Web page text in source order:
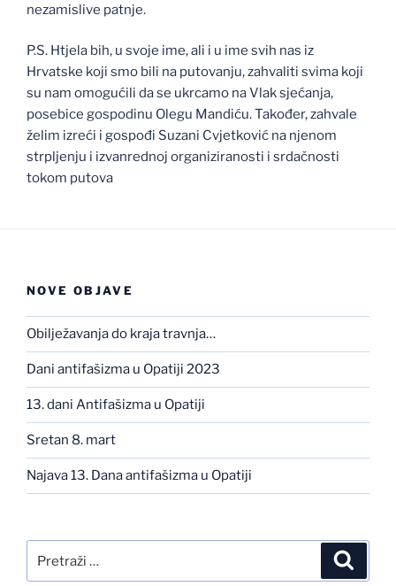
nezamislive patnje.
P.S. Htjela bih, u svoje ime, ali i u ime svih nas iz
Hrvatske koji smo bili na putovanju, zahvaliti svima koji
su nam omogućili da se ukrcamo na Vlak sjećanja,
posebice gospodinu Olegu Mandiću. Također, zahvale
želim izreći i gospođi Suzani Cvjetković na njenom
strpljenju i izvanrednoj organiziranosti i srdačnosti
tokom putova
NOVE OBJAVE
Obilježavanja do kraja travnja…
Dani antifašizma u Opatiji 2023
13. dani Antifašizma u Opatiji
Sretan 8. mart
Najava 13. Dana antifašizma u Opatiji